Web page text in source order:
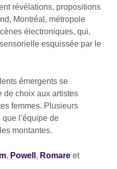
révélations, propositions
Montréal, métropole
électroniques, qui,
esquissée par le
émergents se
de choix aux artistes
femmes. Plusieurs
l’équipe de
montantes.
, Powell , Romare et